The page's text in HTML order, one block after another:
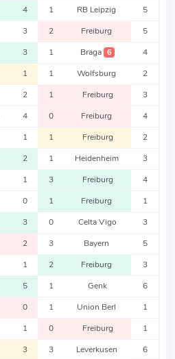
4 1 RB Leipzig 5
3 2 Freiburg 5
3 1 Braga 6 4
1 1 Wolfsburg 2
2 1 Freiburg 3
4 0 Freiburg 4
1 1 Freiburg 2
2 1 Heidenheim 3
1 3 Freiburg 4
0 1 Freiburg 1
3 0 Celta Vigo 3
2 3 Bayern 5
1 2 Freiburg 3
5 1 Genk 6
0 1 Union Berl 1
1 0 Freiburg 1
3 3 Leverkusen 6